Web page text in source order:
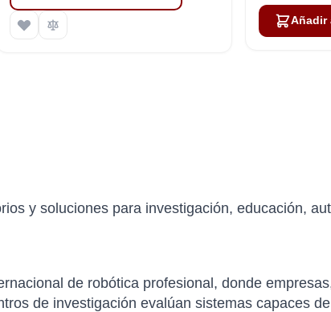
Añadir
y soluciones para investigación, educación,
de robótica profesional, donde
de investigación evalúan sistemas capaces